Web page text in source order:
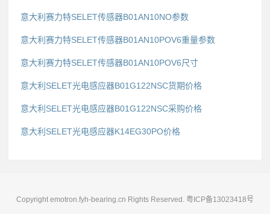
意大利赛力特SELET传感器B01AN10NO参数
意大利赛力特SELET传感器B01AN10POV6重量参数
意大利赛力特SELET传感器B01AN10POV6尺寸
意大利SELET光电感应器B01G122NSC货期价格
意大利SELET光电感应器B01G122NSC采购价格
意大利SELET光电感应器K14EG30PO价格
Copyright emotron.fyh-bearing.cn Rights Reserved. 粤ICP备13023418号